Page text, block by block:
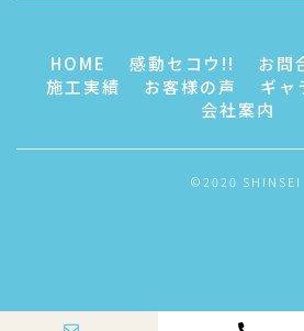
HOME 感動セコウ!!
お問
施工実績
お客様の声 ギャ
会社案内
©2020 SHINSEI